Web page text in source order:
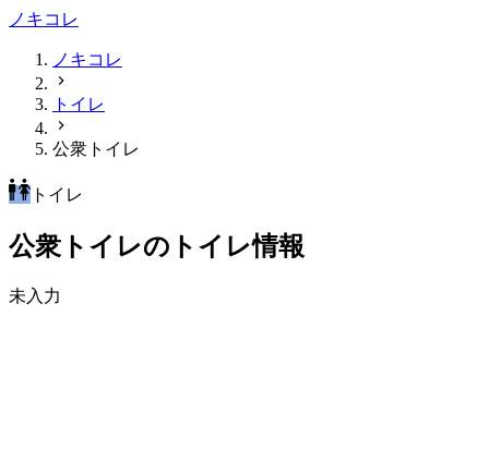
ノキコレ
ノキコレ
トイレ
公衆トイレ
トイレ
公衆トイレのトイレ情報
未入力